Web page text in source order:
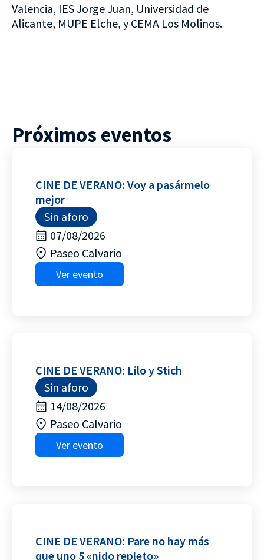
Valencia, IES Jorge Juan, Universidad de
Alicante, MUPE Elche, y CEMA Los Molinos.
Próximos eventos
CINE DE VERANO: Voy a pasármelo
mejor
Sin aforo
07/08/2026
Paseo Calvario
Ver evento
CINE DE VERANO: Lilo y Stich
Sin aforo
14/08/2026
Paseo Calvario
Ver evento
CINE DE VERANO: Pare no hay más
que uno 5 «nido repleto»